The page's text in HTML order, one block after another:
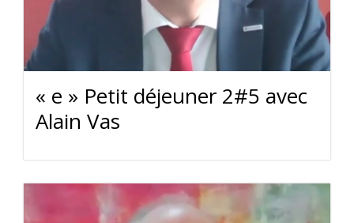
« e » Petit déjeuner 2#5 avec
Alain Vas